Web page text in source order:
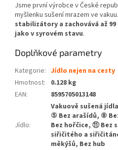
Jsme první výrobce v České
myšlenku sušení mrazem ve
stabilizátory a zachovává až
jako v syrovém stavu.
Doplňkové parametry
Kategorie: Jídlo nejen na cesty
Hmotnost:
0.128 kg
EAN: 8595705013148
Jídlo:
Vakuově sušená
⑤ Bez arašídů, ⑧
Bez hořčice, ⑪ Bez
siřičitého a
měkýšů, Bez hub